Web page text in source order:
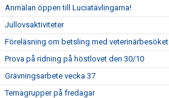
Anmälan öppen till Luciatävlingarna!
Jullovsaktiviteter
Föreläsning om betsling med veterinärbesöket
Prova på ridning på höstlovet den 30/10
Grävningsarbete vecka 37
Temagrupper på fredagar